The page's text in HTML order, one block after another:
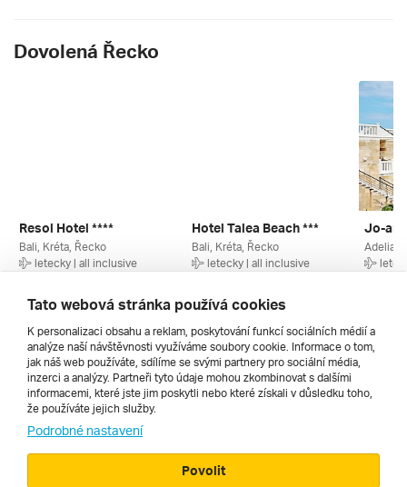
Dovolená Řecko
Resol Hotel ****
Bali, Kréta, Řecko
letecky | all inclusive
17 990 Kč
Hotel Talea Beach ***
Bali, Kréta, Řecko
letecky | all inclusive
17 990 Kč
Jo-an
Všechny
Cestopisy
Tato webová stránka používá cookies
K personalizaci obsahu a reklam, poskytování funkcí sociálních médií a
analýze naší návštěvnosti využíváme soubory cookie. Informace o tom,
jak náš web používáte, sdílíme se svými partnery pro sociální média,
inzerci a analýzy. Partneři tyto údaje mohou zkombinovat s dalšími
informacemi, které jste jim poskytli nebo které získali v důsledku toho,
že používáte jejich služby.
Podrobné nastavení
Povolit